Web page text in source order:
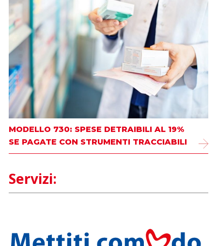
MODELLO 730: SPESE DETRAIBILI AL 19%
SE PAGATE CON STRUMENTI TRACCIABILI
Servizi: